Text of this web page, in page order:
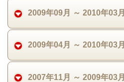
2009年09月 ～ 2010年03月
2009年04月 ～ 2010年03月
2007年11月 ～ 2009年03月